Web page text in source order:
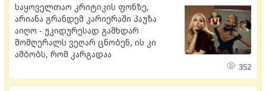
საყოველთაო კრიტიკის ფონზე,
არიანა გრანდემ კარიერაში პაუზა
აიღო - უკიდურესად გამხდარ
მომღერალს ვეღარ ცნობენ, ის კი
ამბობს, რომ კარგადაა
352